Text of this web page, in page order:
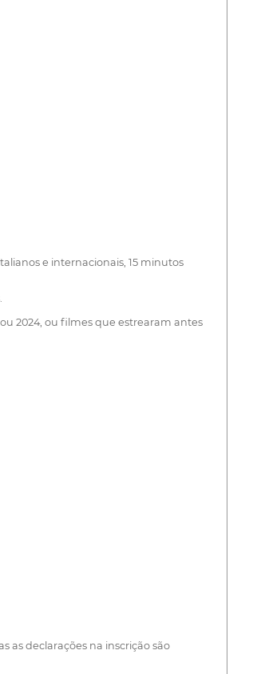
e internacionais, 15 minutos
2024, ou filmes que estrearam antes
as declarações na inscrição são